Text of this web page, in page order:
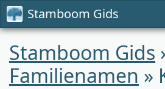
Stamboom Gids
Stamboom Gids
Familienamen »